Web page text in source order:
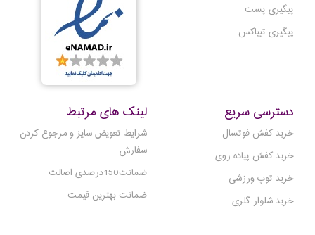
پیگیری پست
پیگیری تیپاکس
لینک های مرتبط
شرایط تعویض سایز و مرجوع کردن
سفارش
ضمانت150درصدی اصالت
ضمانت بهترین قیمت
دسترسی سریع
خرید کفش فوتسال
خرید کفش پیاده روی
خرید توپ ورزشی
خرید شلوار گلری